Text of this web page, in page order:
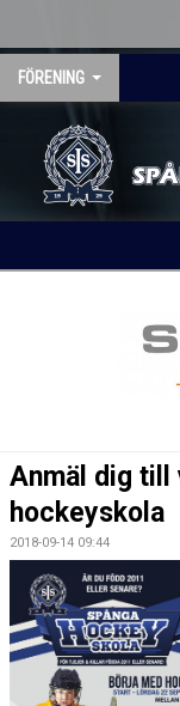
FÖRENING
MATCHER
LÄNKAR
DOKUMENT
Anmäl dig till
hockeyskola
2018-09-14 09:44